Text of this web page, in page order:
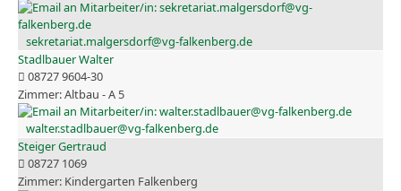
sekretariat.malgersdorf@vg-falkenberg.de
Stadlbauer Walter
08727 9604-30
Altbau - A 5
walter.stadlbauer@vg-falkenberg.de
Steiger Gertraud
08727 1069
Kindergarten Falkenberg